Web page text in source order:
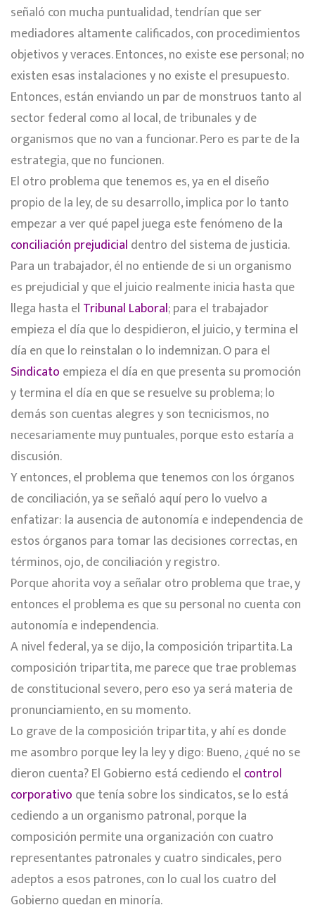
señaló con mucha puntualidad, tendrían que ser
mediadores altamente calificados, con procedimientos
objetivos y veraces. Entonces, no existe ese personal; no
existen esas instalaciones y no existe el presupuesto.
Entonces, están enviando un par de monstruos tanto al
sector federal como al local, de tribunales y de
organismos que no van a funcionar. Pero es parte de la
estrategia, que no funcionen.
El otro problema que tenemos es, ya en el diseño
propio de la ley, de su desarrollo, implica por lo tanto
empezar a ver qué papel juega este fenómeno de la
conciliación prejudicial dentro del sistema de justicia.
Para un trabajador, él no entiende de si un organismo
es prejudicial y que el juicio realmente inicia hasta que
llega hasta el Tribunal Laboral; para el trabajador
empieza el día que lo despidieron, el juicio, y termina el
día en que lo reinstalan o lo indemnizan. O para el
Sindicato empieza el día en que presenta su promoción
y termina el día en que se resuelve su problema; lo
demás son cuentas alegres y son tecnicismos, no
necesariamente muy puntuales, porque esto estaría a
discusión.
Y entonces, el problema que tenemos con los órganos
de conciliación, ya se señaló aquí pero lo vuelvo a
enfatizar: la ausencia de autonomía e independencia de
estos órganos para tomar las decisiones correctas, en
términos, ojo, de conciliación y registro.
Porque ahorita voy a señalar otro problema que trae, y
entonces el problema es que su personal no cuenta con
autonomía e independencia.
A nivel federal, ya se dijo, la composición tripartita. La
composición tripartita, me parece que trae problemas
de constitucional severo, pero eso ya será materia de
pronunciamiento, en su momento.
Lo grave de la composición tripartita, y ahí es donde
me asombro porque ley la ley y digo: Bueno, ¿qué no se
dieron cuenta? El Gobierno está cediendo el control
corporativo que tenía sobre los sindicatos, se lo está
cediendo a un organismo patronal, porque la
composición permite una organización con cuatro
representantes patronales y cuatro sindicales, pero
adeptos a esos patrones, con lo cual los cuatro del